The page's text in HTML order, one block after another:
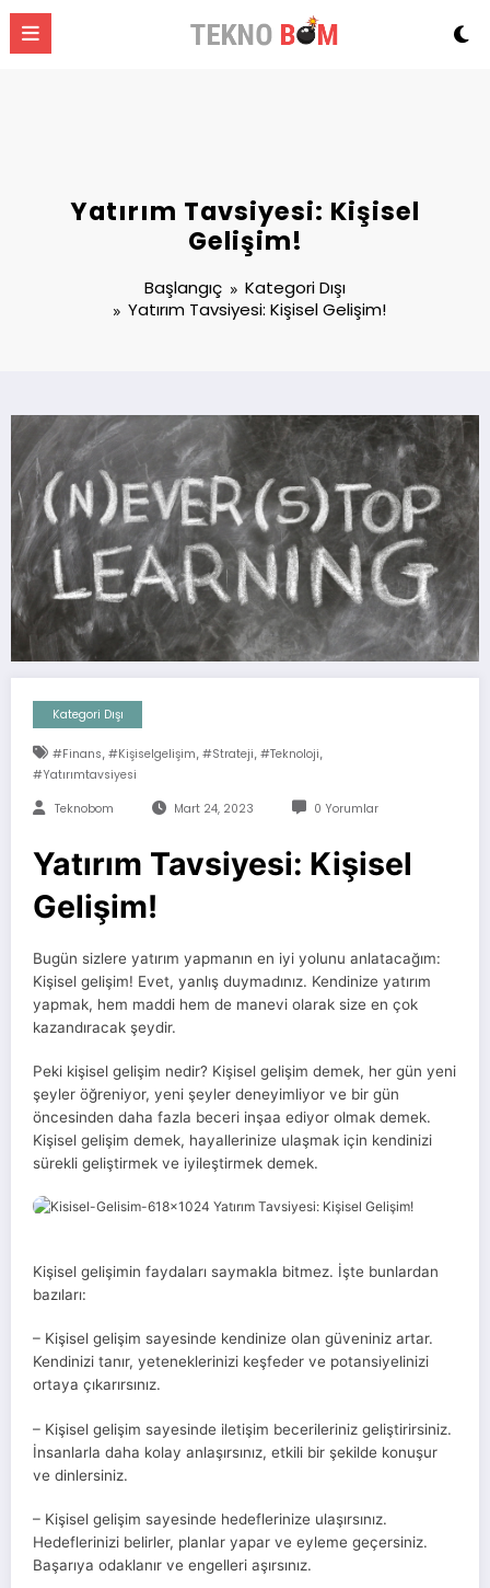
İçeriğe
Yatırım Tavsiyesi: Kişisel
Gelişim!
Başlangıç
Kategori Dışı
Yatırım Tavsiyesi: Kişisel Gelişim!
Kategori Dışı
#finans #kişiselgelişim #strateji #teknoloji
#yatırımtavsiyesi
Teknobom Mart 24, 2023 0 Yorumlar
Yatırım Tavsiyesi: Kişisel
Gelişim!
Bugün sizlere yatırım yapmanın en iyi yolunu anlatacağım:
Kişisel gelişim! Evet, yanlış duymadınız. Kendinize yatırım
yapmak, hem maddi hem de manevi olarak size en çok
kazandıracak şeydir.
Peki kişisel gelişim nedir? Kişisel gelişim demek, her gün yeni
şeyler öğreniyor, yeni şeyler deneyimliyor ve bir gün
öncesinden daha fazla beceri inşaa ediyor olmak demek.
Kişisel gelişim demek, hayallerinize ulaşmak için kendinizi
sürekli geliştirmek ve iyileştirmek demek.
Kişisel gelişimin faydaları saymakla bitmez. İşte bunlardan
bazıları:
– Kişisel gelişim sayesinde kendinize olan güveniniz artar.
Kendinizi tanır, yeteneklerinizi keşfeder ve potansiyelinizi
ortaya çıkarırsınız.
– Kişisel gelişim sayesinde iletişim becerileriniz geliştirirsiniz.
İnsanlarla daha kolay anlaşırsınız, etkili bir şekilde konuşur
ve dinlersiniz.
– Kişisel gelişim sayesinde hedeflerinize ulaşırsınız.
Hedeflerinizi belirler, planlar yapar ve eyleme geçersiniz.
Başarıya odaklanır ve engelleri aşırsınız.